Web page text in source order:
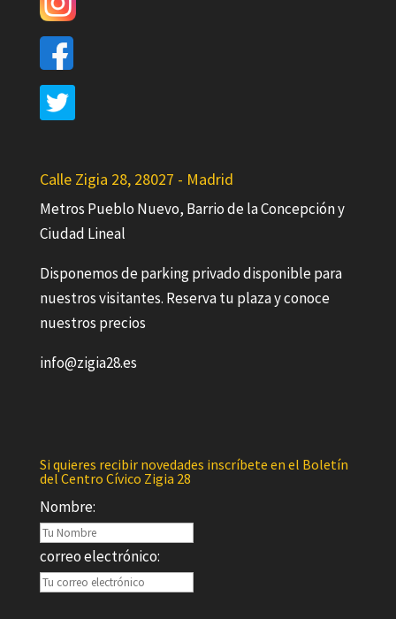
Calle Zigia 28, 28027 - Madrid
Metros Pueblo Nuevo, Barrio de la Concepción y
Ciudad Lineal
Disponemos de parking privado disponible para
nuestros visitantes. Reserva tu plaza y conoce
nuestros precios
info@zigia28.es
Si quieres recibir novedades inscríbete en el Boletín
del Centro Cívico Zigia 28
Nombre:
correo electrónico: